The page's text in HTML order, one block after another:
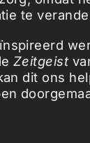
te
Zeitgeist
dit ons